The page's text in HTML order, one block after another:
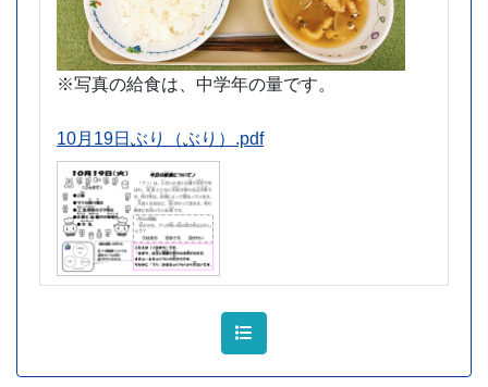
※写真の給食は、中学年の量です。
10月19日ぶり（ぶり）.pdf